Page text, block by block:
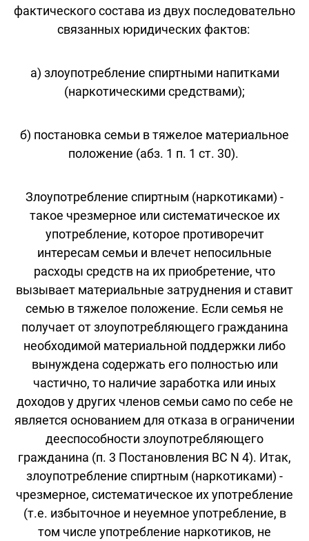
фактического состава из двух последовательно
связанных юридических фактов:
а) злоупотребление спиртными напитками
(наркотическими средствами);
б) постановка семьи в тяжелое материальное
положение (абз. 1 п. 1 ст. 30).
Злоупотребление спиртным (наркотиками) -
такое чрезмерное или систематическое их
употребление, которое противоречит
интересам семьи и влечет непосильные
расходы средств на их приобретение, что
вызывает материальные затруднения и ставит
семью в тяжелое положение. Если семья не
получает от злоупотребляющего гражданина
необходимой материальной поддержки либо
вынуждена содержать его полностью или
частично, то наличие заработка или иных
доходов у других членов семьи само по себе не
является основанием для отказа в ограничении
дееспособности злоупотребляющего
гражданина (п. 3 Постановления ВС N 4). Итак,
злоупотребление спиртным (наркотиками) -
чрезмерное, систематическое их употребление
(т.е. избыточное и неуемное употребление, в
том числе употребление наркотиков, не